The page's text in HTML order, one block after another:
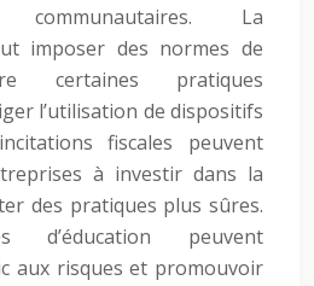
La
imposer des normes de
certaines pratiques
l’utilisation de dispositifs
fiscales peuvent
à investir dans la
des pratiques plus sûres.
d’éducation peuvent
aux risques et promouvoir